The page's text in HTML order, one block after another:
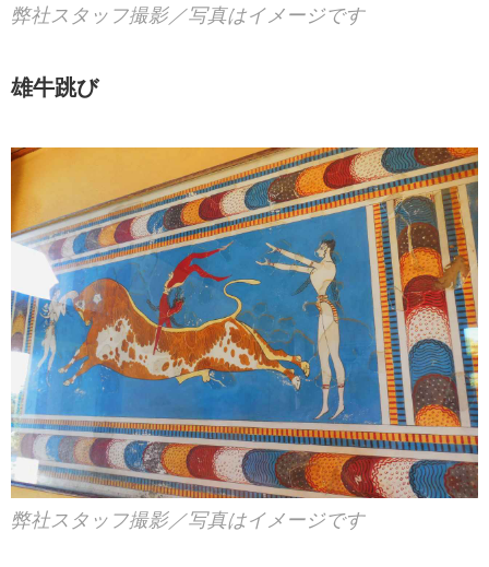
弊社スタッフ撮影／写真はイメージです
雄牛跳び
弊社スタッフ撮影／写真はイメージです